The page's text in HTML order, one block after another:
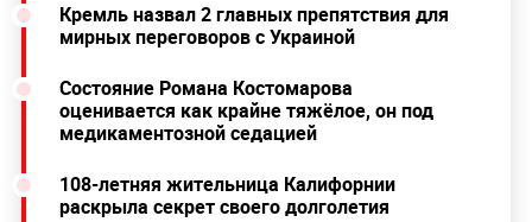
Кремль назвал 2 главных препятствия для
мирных переговоров с Украиной
Состояние Романа Костомарова
оценивается как крайне тяжёлое, он под
медикаментозной седацией
108-летняя жительница Калифорнии
раскрыла секрет своего долголетия